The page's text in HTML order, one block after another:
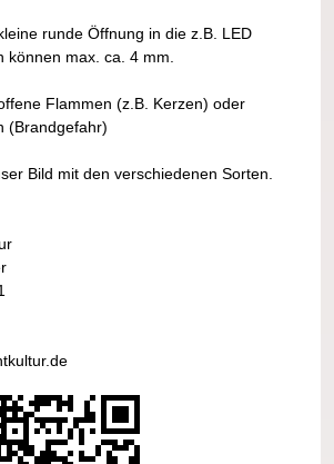
runde Öffnung in die z.B. LED
können max. ca. 4 mm.
Flammen (z.B. Kerzen) oder
(Brandgefahr)
Bild mit den verschiedenen Sorten.